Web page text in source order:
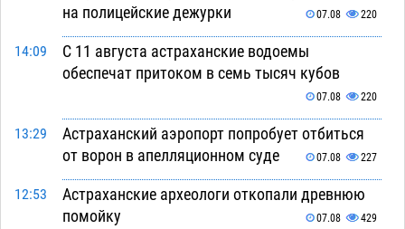
на полицейские дежурки
07.08 220
14:09
С 11 августа астраханские водоемы
обеспечат притоком в семь тысяч кубов
07.08 220
13:29
Астраханский аэропорт попробует отбиться
от ворон в апелляционном суде
07.08 227
12:53
Астраханские археологи откопали древнюю
помойку
07.08 429